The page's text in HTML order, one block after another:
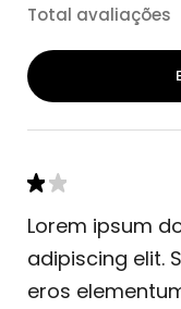
Total avaliações
Lorem ipsum
adipiscing elit.
eros